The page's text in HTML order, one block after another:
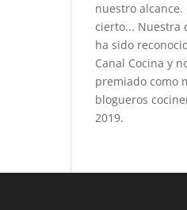
nuestro alcance.
cierto... Nuestra
ha sido
Canal Cocina y
premiado como
blogueros
2019.